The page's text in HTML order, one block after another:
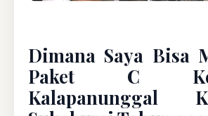
Dimana Saya Bisa
Paket C
Kalapanunggal